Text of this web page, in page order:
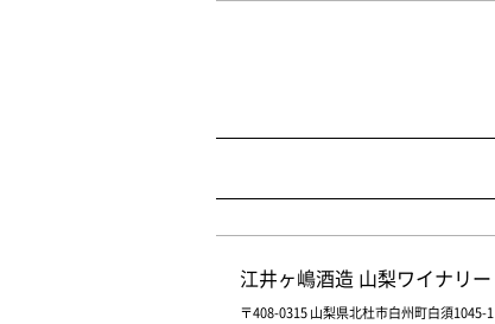
江井ヶ嶋酒造 山梨ワイナリー
〒408-0315 山梨県北杜市白州町白須1045-1